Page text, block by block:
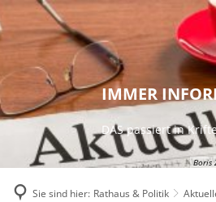
Boris
IMMER
DAS passiert in
Sie sind hier: Rathaus & Politik